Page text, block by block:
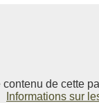
contenu de cette
Informations sur